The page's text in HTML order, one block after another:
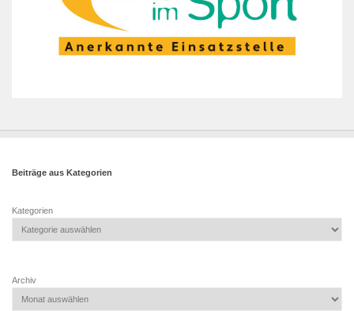
Beiträge aus Kategorien
Kategorien
Archiv